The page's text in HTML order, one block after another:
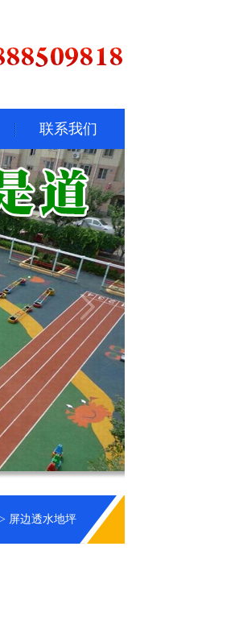
联系我们
屏边透水地坪